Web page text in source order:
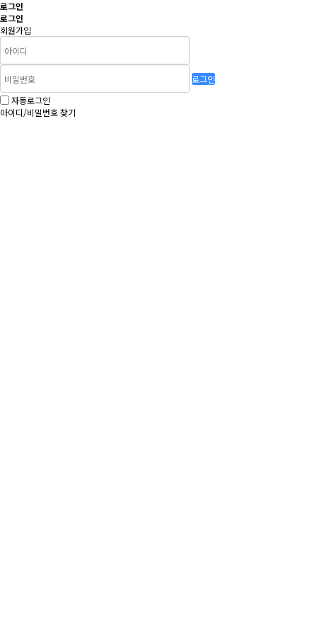
로그인
로그인
회원가입
로그인
자동로그인
아이디/비밀번호 찾기